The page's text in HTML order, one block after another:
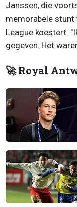
Janssen, die
memorabele stunt
League koestert.
gegeven. Het
🚀 Royal